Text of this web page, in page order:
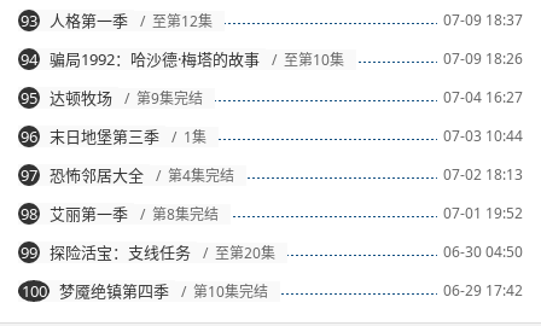
07-09 18:37
93 人格第一季 / 至第12集
07-09 18:26
94 骗局1992：哈沙德·梅塔的故事 / 至第10集
07-04 16:27
95 达顿牧场 / 第9集完结
07-03 10:44
96 末日地堡第三季 / 1集
07-02 18:13
97 恐怖邻居大全 / 第4集完结
07-01 19:52
98 艾丽第一季 / 第8集完结
06-30 04:50
99 探险活宝：支线任务 / 至第20集
06-29 17:42
100 梦魇绝镇第四季 / 第10集完结